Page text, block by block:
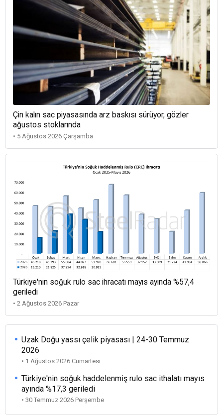
Çin kalın sac piyasasında arz baskısı sürüyor, gözler
ağustos stoklarında
• 5 Ağustos 2026 Çarşamba
Türkiye'nin soğuk rulo sac ihracatı mayıs ayında %57,4
geriledi
• 2 Ağustos 2026 Pazar
Uzak Doğu yassı çelik piyasası | 24-30 Temmuz
2026
• 1 Ağustos 2026 Cumartesi
Türkiye'nin soğuk haddelenmiş rulo sac ithalatı mayıs
ayında %17,3 geriledi
• 30 Temmuz 2026 Perşembe